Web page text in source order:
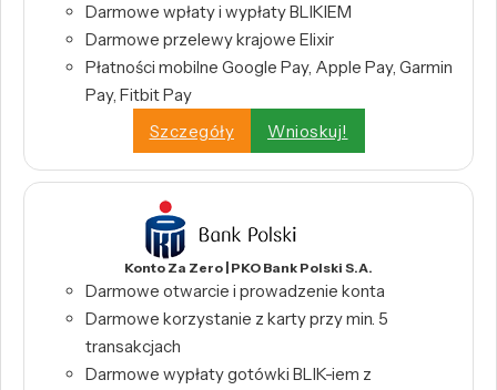
Darmowe wpłaty i wypłaty BLIKIEM
Darmowe przelewy krajowe Elixir
Płatności mobilne Google Pay, Apple Pay, Garmin
Pay, Fitbit Pay
Szczegóły
Wnioskuj!
Konto Za Zero | PKO Bank Polski S.A.
Darmowe otwarcie i prowadzenie konta
Darmowe korzystanie z karty przy min. 5
transakcjach
Darmowe wypłaty gotówki BLIK-iem z